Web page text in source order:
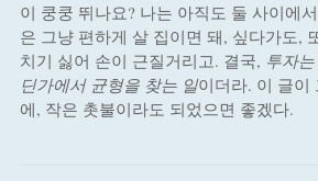
이 쿵쿵 뛰나요? 나는 아직도 둘 사이에
은 그냥 편하게 살 집이면 돼, 싶다가도,
치기 싫어 손이 근질거리고. 결국, 투자
딘가에서 균형을 찾는 일이더라. 이 글이
에, 작은 촛불이라도 되었으면 좋겠다.